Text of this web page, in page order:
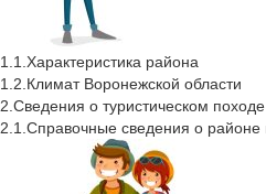
1.1.Характеристика района
1.2.Климат Воронежской области
2.Сведения о туристическом походе
2.1.Справочные сведения о